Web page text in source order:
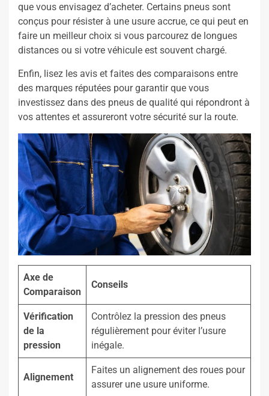
que vous envisagez d’acheter. Certains pneus sont
conçus pour résister à une usure accrue, ce qui peut en
faire un meilleur choix si vous parcourez de longues
distances ou si votre véhicule est souvent chargé.
Enfin, lisez les avis et faites des comparaisons entre
des marques réputées pour garantir que vous
investissez dans des pneus de qualité qui répondront à
vos attentes et assureront votre sécurité sur la route.
Axe de
Comparaison
Conseils
Vérification
de la
pression
Contrôlez la pression des pneus
régulièrement pour éviter l’usure
inégale.
Alignement
Faites un alignement des roues pour
assurer une usure uniforme.